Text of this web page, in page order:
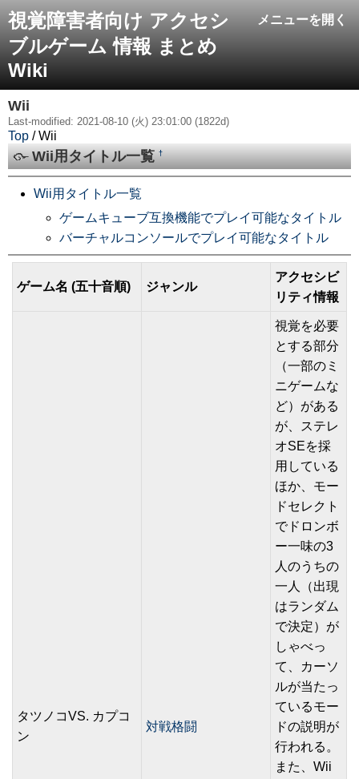
メニューを開く
視覚障害者向け アクセシ
ブルゲーム 情報 まとめ
Wiki
Wii
Last-modified: 2021-08-10 (火) 23:01:00 (1822d)
Top / Wii
Wii用タイトル一覧†
Wii用タイトル一覧
ゲームキューブ互換機能でプレイ可能なタイトル
バーチャルコンソールでプレイ可能なタイトル
ゲーム名 (五十音順) ジャンル
アクセシビ
リティ情報
タツノコVS. カプコ
ン
対戦格闘
視覚を必要
とする部分
（一部のミ
ニゲームな
ど）がある
が、ステレ
オSEを採
用している
ほか、モー
ドセレクト
でドロンボ
ー一味の3
人のうちの
一人（出現
はランダム
で決定）が
しゃべっ
て、カーソ
ルが当たっ
ているモー
ドの説明が
行われる。
また、Wii